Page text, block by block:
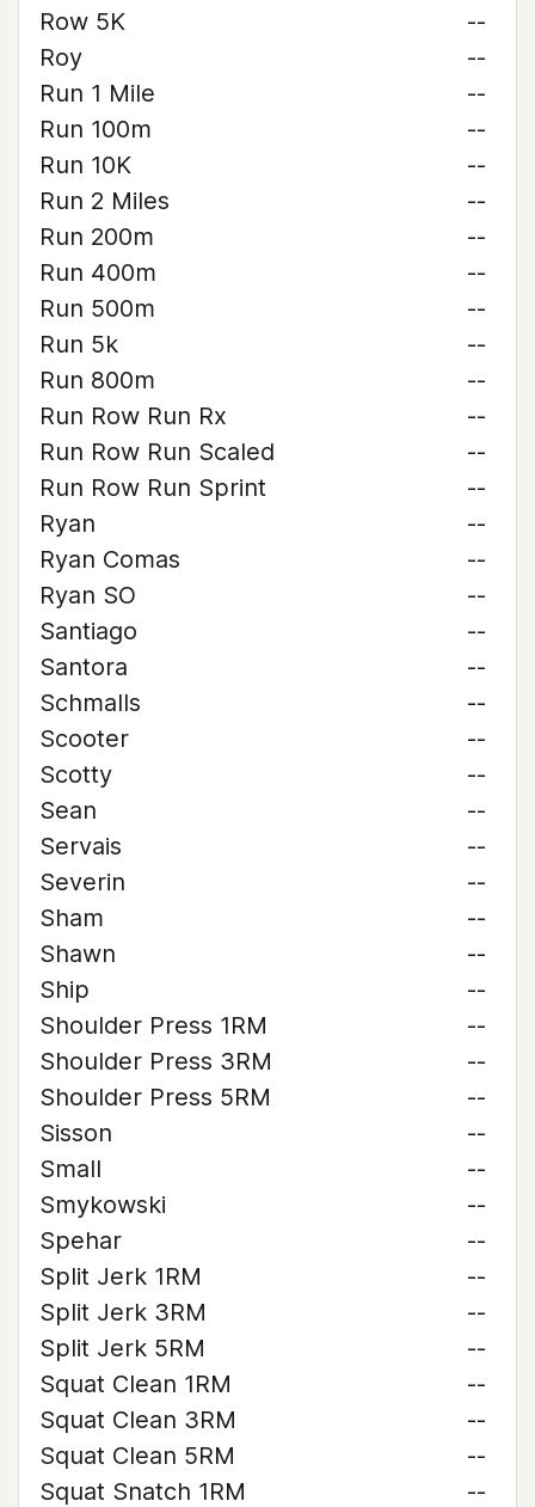
Row 5K
--
Roy
--
Run 1 Mile
--
Run 100m
--
Run 10K
--
Run 2 Miles
--
Run 200m
--
Run 400m
--
Run 500m
--
Run 5k
--
Run 800m
--
Run Row Run Rx
--
Run Row Run Scaled
--
Run Row Run Sprint
--
Ryan
--
Ryan Comas
--
Ryan SO
--
Santiago
--
Santora
--
Schmalls
--
Scooter
--
Scotty
--
Sean
--
Servais
--
Severin
--
Sham
--
Shawn
--
Ship
--
Shoulder Press 1RM
--
Shoulder Press 3RM
--
Shoulder Press 5RM
--
Sisson
--
Small
--
Smykowski
--
Spehar
--
Split Jerk 1RM
--
Split Jerk 3RM
--
Split Jerk 5RM
--
Squat Clean 1RM
--
Squat Clean 3RM
--
Squat Clean 5RM
--
Squat Snatch 1RM
--